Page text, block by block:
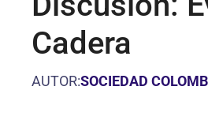
Cadera
AUTOR:SOCIEDAD